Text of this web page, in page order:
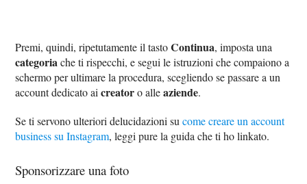
Premi, quindi, ripetutamente il tastoContinua, imposta una
categoriache ti rispecchi, e segui le istruzioni che compaiono a
schermo per ultimare la procedura, scegliendo se passare a un
account dedicato aicreatoro alleaziende.
Se ti servono ulteriori delucidazioni sucome creare un account
business su Instagram, leggi pure la guida che ti ho linkato.
Sponsorizzare una foto